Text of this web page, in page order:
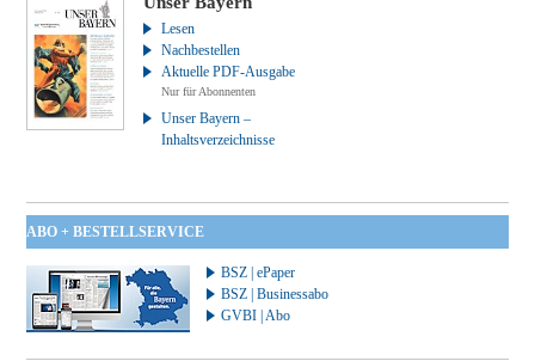
Lesen
Nachbestellen
Aktuelle PDF-Ausgabe
Nur für Abonnenten
Unser Bayern –
Inhaltsverzeichnisse
ABO + BESTELLSERVICE
BSZ | ePaper
BSZ | Businessabo
GVBI | Abo